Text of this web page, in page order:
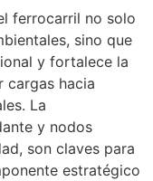
ferrocarril no solo
sino que
y fortalece la
cargas hacia
La
y nodos
son claves para
estratégico